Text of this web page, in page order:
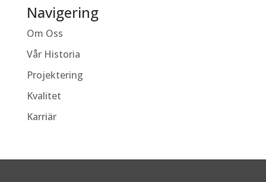
Navigering
Om Oss
Vår Historia
Projektering
Kvalitet
Karriär